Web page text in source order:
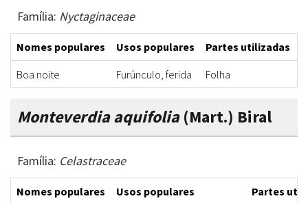
Família: Nyctaginaceae
Nomes populares Usos populares Partes utilizadas
Boa noite
Furúnculo, ferida Folha
Monteverdia aquifolia(Mart.) Biral
Família: Celastraceae
Nomes populares Usos populares
Partes